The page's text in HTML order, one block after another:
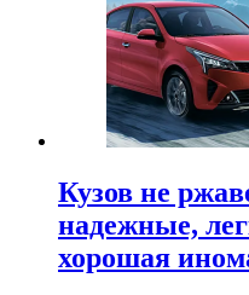
Кузов не
надежные,
хорошая